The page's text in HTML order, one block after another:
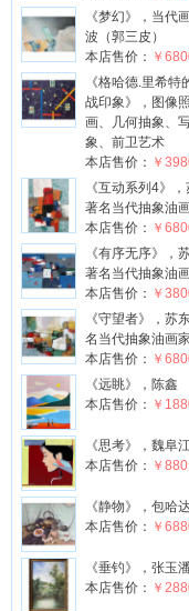
《梦幻》，当代
波（郭三皮）
本店售价： ￥
《格哈德.里希特
战印象》，图像
画、几何抽象、
象、前卫艺术
本店售价： ￥
《互动系列4》
著名当代抽象油
本店售价： ￥
《有序无序》，
著名当代抽象油
本店售价： ￥
《守望者》，苏
名当代抽象油画家
本店售价： ￥
《远眺》，陈鑫
本店售价： ￥
《思考》，魏阜
本店售价： ￥
《静物》，包哈
本店售价： ￥
《垂钓》，张玉
本店售价： ￥